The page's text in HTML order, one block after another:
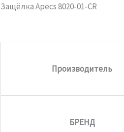
Защёлка Apecs 8020-01-CR
Производитель
БРЕНД